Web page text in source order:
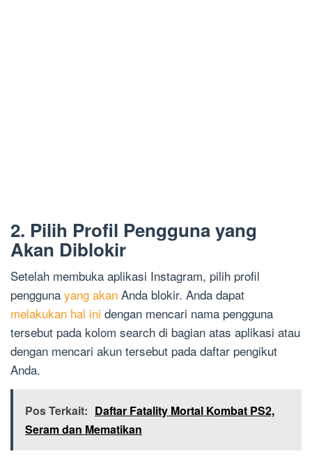
2. Pilih Profil Pengguna yang
Akan Diblokir
Setelah membuka aplikasi Instagram, pilih profil
pengguna yang akan Anda blokir. Anda dapat
melakukan hal ini dengan mencari nama pengguna
tersebut pada kolom search di bagian atas aplikasi atau
dengan mencari akun tersebut pada daftar pengikut
Anda.
Pos Terkait: Daftar Fatality Mortal Kombat PS2,
Seram dan Mematikan